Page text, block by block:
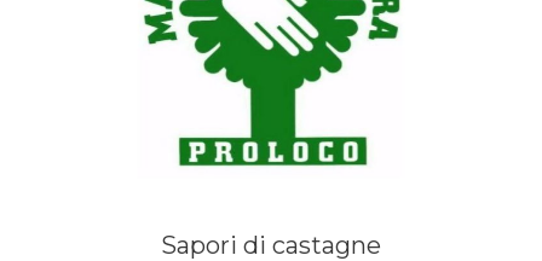
Sapori di castagne